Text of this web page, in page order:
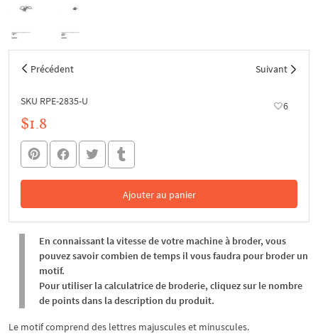
Précédent Suivant
SKU RPE-2835-U 6
$1.8
Ajouter au panier
Dans le panier
En connaissant la vitesse de votre machine à broder, vous
pouvez savoir combien de temps il vous faudra pour broder un
motif.
Pour utiliser la calculatrice de broderie, cliquez sur le nombre
de points dans la description du produit.
Le motif comprend des lettres majuscules et minuscules.